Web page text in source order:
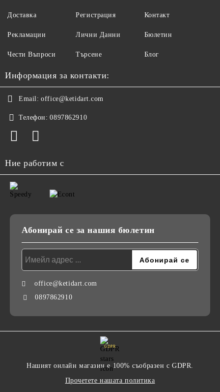
Доставка
Рекламации
Чести Въпроси
Регистрация
Лични Данни
Търсене
Контакт
Бюлетин
Блог
Информация за контакти:
Email: office@ketidart.com
Телефон: 0897862910
Ние работим с
Абонирай се за нашия бюлетин
office@ketidart.com
0897862910
GDPR
Нашият онлайн магазин е 100% съобразен с GDPR.
Прочетете нашата политика